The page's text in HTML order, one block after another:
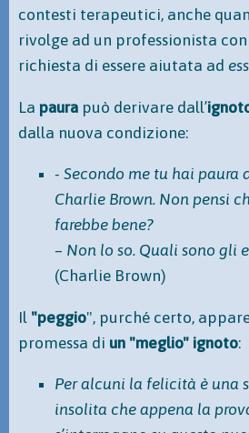
contesti terapeutici, anche
rivolge ad un professionista
richiesta di essere aiutata ad
La paura può derivare dall’
dalla nuova condizione:
- Secondo me tu hai paura
Charlie Brown. Non pensi
farebbe bene?
– Non lo so. Quali sono gli
(Charlie Brown)
Il "peggio", purché certo,
promessa di un "meglio" ignoto:
Per alcuni la felicità è una
insolita che appena la